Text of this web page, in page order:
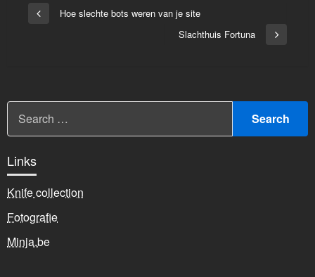
Bericht
Vorige
Hoe slechte bots weren van je site
Volgend
Slachthuis Fortuna
Links
Knife collection
Fotografie
Minja.be